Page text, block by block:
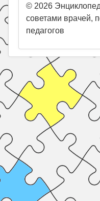
© 2026
советами врачей,
педагогов